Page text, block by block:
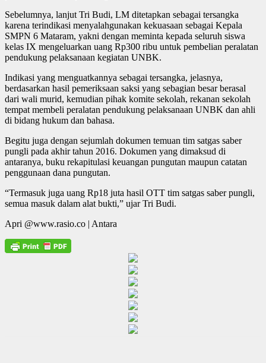
Sebelumnya, lanjut Tri Budi, LM ditetapkan sebagai tersangka
karena terindikasi menyalahgunakan kekuasaan sebagai Kepala
SMPN 6 Mataram, yakni dengan meminta kepada seluruh siswa
kelas IX mengeluarkan uang Rp300 ribu untuk pembelian peralatan
pendukung pelaksanaan kegiatan UNBK.
Indikasi yang menguatkannya sebagai tersangka, jelasnya,
berdasarkan hasil pemeriksaan saksi yang sebagian besar berasal
dari wali murid, kemudian pihak komite sekolah, rekanan sekolah
tempat membeli peralatan pendukung pelaksanaan UNBK dan ahli
di bidang hukum dan bahasa.
Begitu juga dengan sejumlah dokumen temuan tim satgas saber
pungli pada akhir tahun 2016. Dokumen yang dimaksud di
antaranya, buku rekapitulasi keuangan pungutan maupun catatan
penggunaan dana pungutan.
“Termasuk juga uang Rp18 juta hasil OTT tim satgas saber pungli,
semua masuk dalam alat bukti,” ujar Tri Budi.
Apri @www.rasio.co | Antara